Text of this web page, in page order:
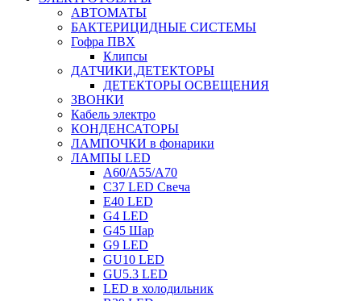
АВТОМАТЫ
БАКТЕРИЦИДНЫЕ СИСТЕМЫ
Гофра ПВХ
Клипсы
ДАТЧИКИ,ДЕТЕКТОРЫ
ДЕТЕКТОРЫ ОСВЕЩЕНИЯ
ЗВОНКИ
Кабель электро
КОНДЕНСАТОРЫ
ЛАМПОЧКИ в фонарики
ЛАМПЫ LED
A60/A55/A70
C37 LED Свеча
E40 LED
G4 LED
G45 Шар
G9 LED
GU10 LED
GU5.3 LED
LED в холодильник